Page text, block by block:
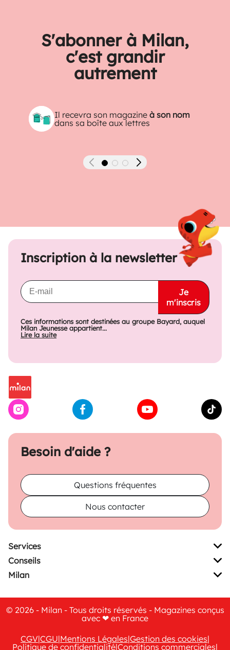
S'abonner à Milan,
c'est grandir
autrement
Il recevra son magazineà son nom
dans sa boîte aux lettres
Précédent Suivant
Besoin d'aide ?
Questions fréquentes
Nous contacter
Inscription à la newsletter
Je
m'inscris
Ces informations sont destinées au groupe Bayard, auquel
Milan Jeunesse appartient...
Lire la suite
Services
Conseils
Milan
© 2026 - Milan - Tous droits réservés - Magazines conçus
avec ❤ en France
CGV|CGU|Mentions Légales|Gestion des cookies|
Politique de confidentialité|Conditions commerciales|